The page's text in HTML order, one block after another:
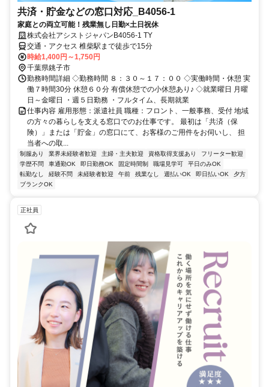
共済・貯金などの窓口対応_B4056-1
家庭との両立可能！残業無し日勤×土日祝休
株式会社アシストジャパンB4056-1 TY
交通・アクセス 椎柴駅まで徒歩で15分
時給1,400円～1,750円
千葉県銚子市
勤務時間詳細 ◇勤務時間 ８：３０～１７：００ ◇実働時間・休憩 実
働７時間30分 休憩６０分 有償休憩での小休憩あり♪ ◇就業曜日 月曜
日～金曜日 ・週５日勤務 ・フルタイム、長期就業
仕事内容 雇用形態：派遣社員 職種：フロント、一般事務、受付 地域
の方々の暮らしを支える窓口でのお仕事です。 最初は「共済（保
険）」または「貯金」の窓口にて、お客様のご用件をお伺いし、 担
当者への取...
制服あり 業界未経験者歓迎 主婦・主夫歓迎 資格取得支援あり
フリーター歓迎
学歴不問
車通勤OK 即日勤務OK 固定時間制 職場見学可
平日のみOK
転勤なし
経験不問 未経験者歓迎 午前 残業なし 週払いOK 即日払いOK
夕方
ブランクOK
正社員